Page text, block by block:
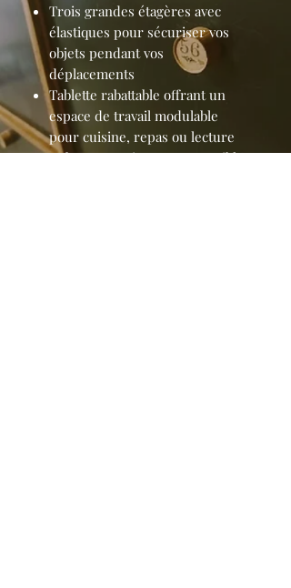
Trois grandes étagères avec
élastiques pour sécuriser vos
objets pendant vos
déplacements
Tablette rabattable offrant un
espace de travail modulable
pour cuisine, repas ou lecture
Robuste, pratique et compatible